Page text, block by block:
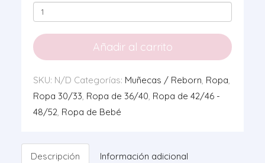
Capotas
punto
0120
cantidad
Añadir al carrito
SKU: N/D Categorías: Muñecas / Reborn, Ropa,
Ropa 30/33, Ropa de 36/40, Ropa de 42/46 -
48/52, Ropa de Bebé
Descripción Información adicional